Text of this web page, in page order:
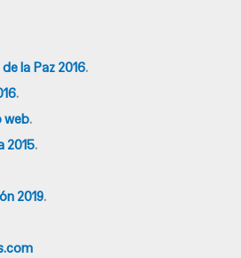
la Paz 2016.
.
web.
2015.
2019.